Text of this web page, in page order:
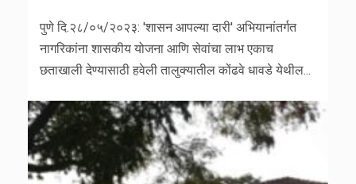
पुणे दि.२८/०५/२०२३: 'शासन आपल्या दारी' अभियानांतर्गत
नागरिकांना शासकीय योजना आणि सेवांचा लाभ एकाच
छताखाली देण्यासाठी हवेली तालुक्यातील कोंढवे धावडे येथील...